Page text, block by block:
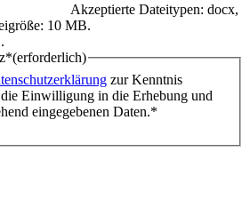
Akzeptierte Dateitypen: docx,
10 MB.
(erforderlich)
zur Kenntnis
Einwilligung in die Erhebung und
eingegebenen Daten.*